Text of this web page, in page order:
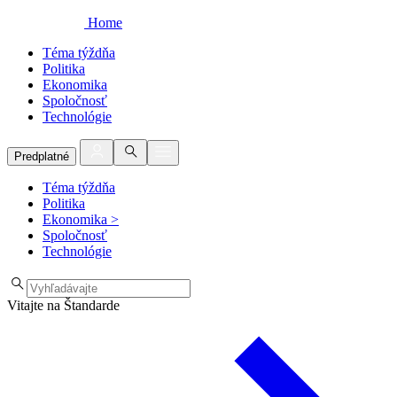
Home
Téma týždňa
Politika
Ekonomika
Spoločnosť
Technológie
Predplatné
Téma týždňa
Politika
Ekonomika >
Spoločnosť
Technológie
Vitajte na Štandarde